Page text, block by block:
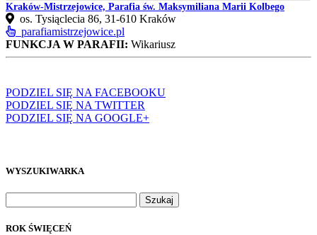
Kraków-Mistrzejowice, Parafia św. Maksymiliana Marii Kolbego
os. Tysiąclecia 86, 31-610 Kraków
parafiamistrzejowice.pl
FUNKCJA W PARAFII: Wikariusz
PODZIEL SIĘ NA FACEBOOKU
PODZIEL SIĘ NA TWITTER
PODZIEL SIĘ NA GOOGLE+
WYSZUKIWARKA
ROK ŚWIĘCEŃ